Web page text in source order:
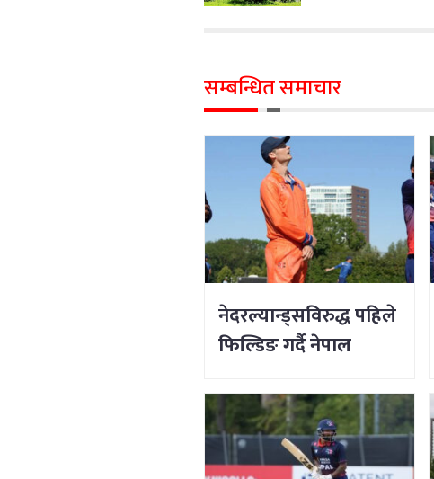
सम्बन्धित समाचार
नेदरल्यान्ड्सविरुद्ध पहिले
फिल्डिङ गर्दै नेपाल